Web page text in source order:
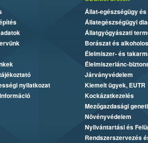
nyilatkozat
Állat-egészségügy
Állategészségügyi
Állatgyógyászati
Borászat és
Élelmiszer- és
Élelmiszerlánc-
Járványvédelem
Kiemelt ügyek, EUTR
Kockázatkezelés
Mezőgazdasági
Növényvédelem
Nyilvántartási és
Rendszerszervezés